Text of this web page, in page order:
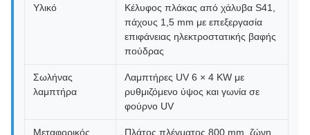
Υλικό
Κέλυφος πλάκας από χάλυβα S41,
πάχους 1,5 mm με επεξεργασία
επιφάνειας ηλεκτροστατικής βαφής
πούδρας
Σωλήνας
λαμπτήρα
Λαμπτήρες UV 6 × 4 KW με
ρυθμιζόμενο ύψος και γωνία σε
φούρνο UV
Μεταφορικός Πλάτος πλέγματος 800 mm, ζώνη